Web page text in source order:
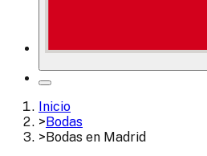
Inicio
> Bodas
> Bodas en Madrid